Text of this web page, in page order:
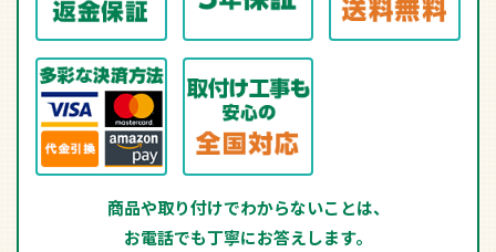
商品や取り付けでわからないことは、
お電話でも丁寧にお答えします。